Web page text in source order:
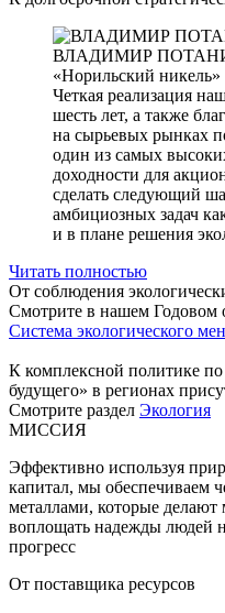
ВЛАДИМИР
«Норильский никель»
Четкая реализация
шесть лет, а также
на сырьевых рынках
один из самых
доходности для
сделать следующий
амбициозных задач
и в плане решения
Читать полностью
От соблюдения
Смотрите в нашем Годовом
Система экологического
К комплексной политике
будущего» в регионах
Смотрите раздел Экология
МИССИЯ
Эффективно используя
капитал, мы обеспечиваем
металлами, которые
воплощать надежды людей
прогресс
От поставщика ресурсов